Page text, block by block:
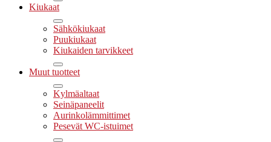
Kiukaat
Sähkökiukaat
Puukiukaat
Kiukaiden tarvikkeet
Muut tuotteet
Kylmäaltaat
Seinäpaneelit
Aurinkolämmittimet
Pesevät WC-istuimet